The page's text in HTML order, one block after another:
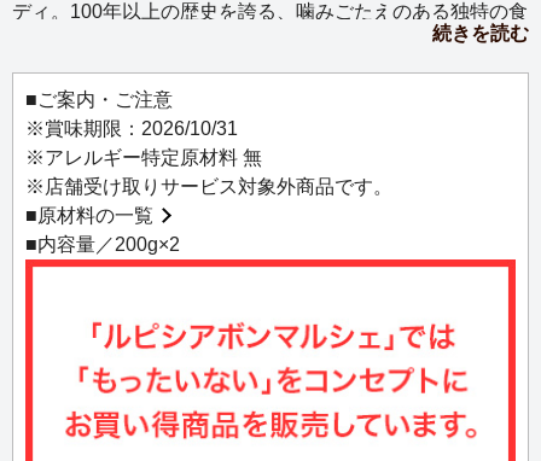
ディ。100年以上の歴史を誇る、噛みごたえのある独特の食
感が魅力です。イチゴ、リンゴ、オレンジなど6種類のフル
ーティーな味わいが一袋で楽しめます。
続きを読む
■ご案内・ご注意
※賞味期限：2026/10/31
※アレルギー特定原材料 無
※店舗受け取りサービス対象外商品です。
■原材料の一覧
■内容量／200g×2